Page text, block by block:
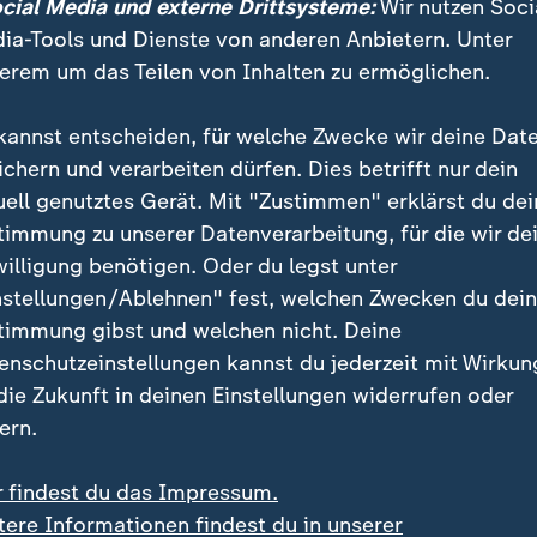
länger anschaut, will man sie eher kaufen.
Packungenmachen es leichter, etwas zu kaufen.
"Das gönne ich mir noch."
oft teurer als großePackungenimRegal
MärktenmehrGeld.
durch die Quengel-Zone
Kindern einkauft, merkt man die
Media und externe Drittsysteme:Wir nutzen
Tools und Dienste von anderen Anbietern. Unter
um das Teilen von Inhalten zu ermöglichen.
entscheiden, für welche Zwecke wir deine
und verarbeiten dürfen. Dies betrifft nur dein
genutztes Gerät. Mit "Zustimmen" erklärst du
zu unserer Datenverarbeitung, für die wir
benötigen. Oder du legst unter
Ablehnen" fest, welchen Zwecken du
gibst und welchen nicht. Deine
kannst du jederzeit mit
Zukunft in deinen Einstellungen widerrufen oder
findest du das Impressum.
Informationen findest du in unserer